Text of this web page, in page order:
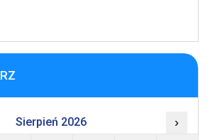
Sierpień 2026 ›